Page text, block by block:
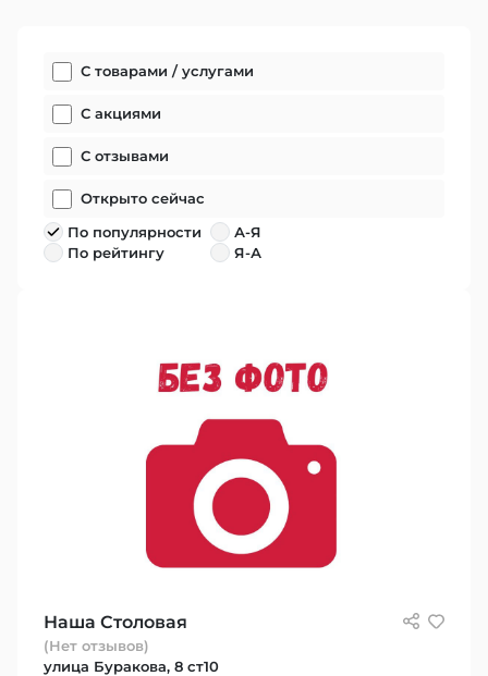
С товарами / услугами
С акциями
С отзывами
Открыто сейчас
По популярности
По рейтингу
А-Я
Я-А
Наша Столовая
(Нет отзывов)
улица Буракова, 8 ст10